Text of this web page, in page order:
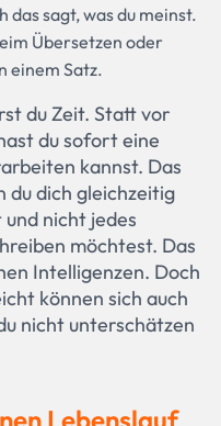
das sagt, was du meinst.
Übersetzen oder
einem Satz.
du Zeit. Statt vor
du sofort eine
kannst. Das
du dich gleichzeitig
nicht jedes
möchtest. Das
Intelligenzen. Doch
können sich auch
nicht unterschätzen